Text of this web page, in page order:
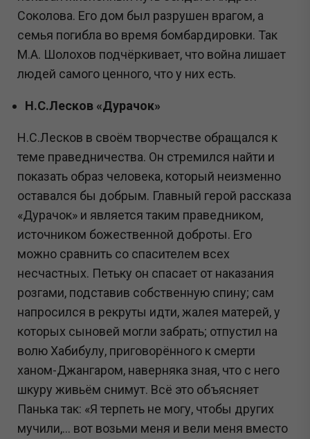
Соколова. Его дом был разрушен врагом, а
семья погибла во время бомбардировки. Так
М.А. Шолохов подчёркивает, что война лишает
людей самого ценного, что у них есть.
Н.С.Лесков «Дурачок»
Н.С.Лесков в своём творчестве обращался к
теме праведничества. Он стремился найти и
показать образ человека, который неизменно
оставался бы добрым. Главный герой рассказа
«Дурачок» и является таким праведником,
источником божественной доброты. Его
можно сравнить со спасителем всех
несчастных. Петьку он спасает от наказания
розгами, подставив собственную спину; сам
напросился в рекруты идти, жалея матерей, у
которых сыновей могли забрать; отпустил на
волю Хабибулу, приговорённого к смерти
ханом-Джангаром, наверняка зная, что с него
шкуру живьём снимут. Всё это объясняет
Панька так: «Я терпеть не могу, чтобы других
мучили,… вот возьми меня и вели меня вместо